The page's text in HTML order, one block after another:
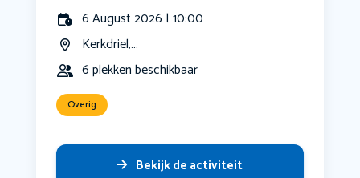
6 August 2026 | 10:00
Kerkdriel,...
6 plekken beschikbaar
Overig
Bekijk de activiteit